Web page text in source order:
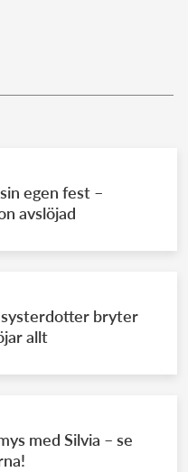
egen fest –
avslöjad
systerdotter bryter
allt
med Silvia – se